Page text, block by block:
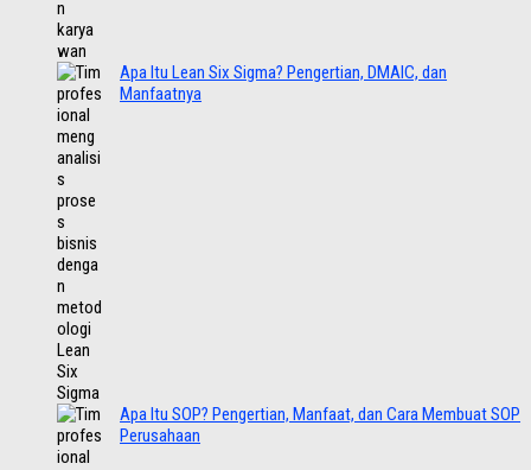
Apa Itu Lean Six Sigma? Pengertian, DMAIC, dan
Manfaatnya
Apa Itu SOP? Pengertian, Manfaat, dan Cara Membuat SOP
Perusahaan